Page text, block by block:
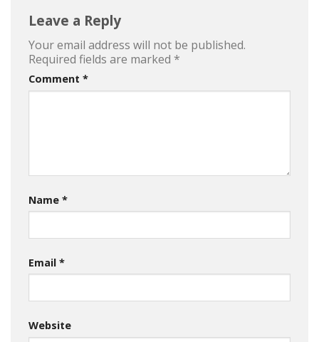
Leave a Reply
Your email address will not be published.
Required fields are marked *
Comment *
Name *
Email *
Website